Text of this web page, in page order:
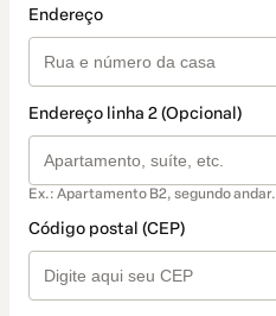
Endereço
Endereço linha 2 (Opcional)
Ex.: Apartamento B2, segundo andar.
Código postal (CEP)